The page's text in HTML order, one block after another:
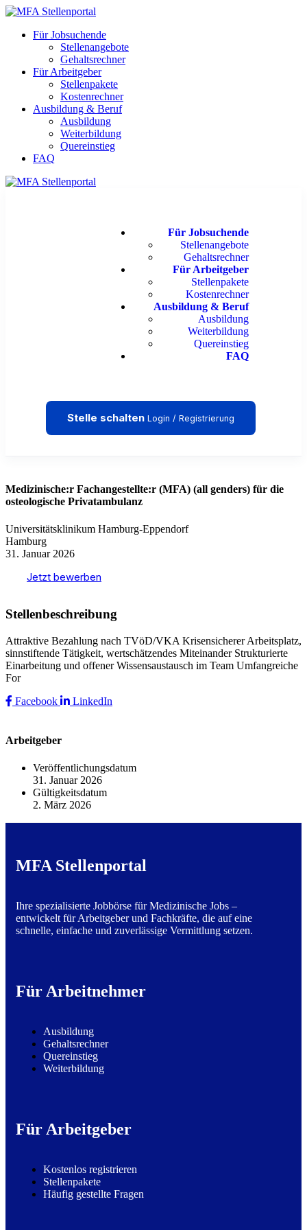
Für Jobsuchende
Stellenangebote
Gehaltsrechner
Für Arbeitgeber
Stellenpakete
Kostenrechner
Ausbildung & Beruf
Ausbildung
Weiterbildung
Quereinstieg
FAQ
Für Jobsuchende
Stellenangebote
Gehaltsrechner
Für Arbeitgeber
Stellenpakete
Kostenrechner
Ausbildung & Beruf
Ausbildung
Weiterbildung
Quereinstieg
FAQ
Stelle schalten Login / Registrierung
Medizinische:r Fachangestellte:r (MFA) (all genders) für die
osteologische Privatambulanz
Universitätsklinikum Hamburg-Eppendorf
Hamburg
31. Januar 2026
Jetzt bewerben
Stellenbeschreibung
Attraktive Bezahlung nach TVöD/VKA Krisensicherer Arbeitsplatz,
sinnstiftende Tätigkeit, wertschätzendes Miteinander Strukturierte
Einarbeitung und offener Wissensaustausch im Team Umfangreiche
For
Facebook
LinkedIn
Arbeitgeber
Veröffentlichungsdatum
31. Januar 2026
Gültigkeitsdatum
2. März 2026
MFA Stellenportal
Ihre spezialisierte Jobbörse für Medizinische Jobs –
entwickelt für Arbeitgeber und Fachkräfte, die auf eine
schnelle, einfache und zuverlässige Vermittlung setzen.
Für Arbeitnehmer
Ausbildung
Gehaltsrechner
Quereinstieg
Weiterbildung
Für Arbeitgeber
Kostenlos registrieren
Stellenpakete
Häufig gestellte Fragen